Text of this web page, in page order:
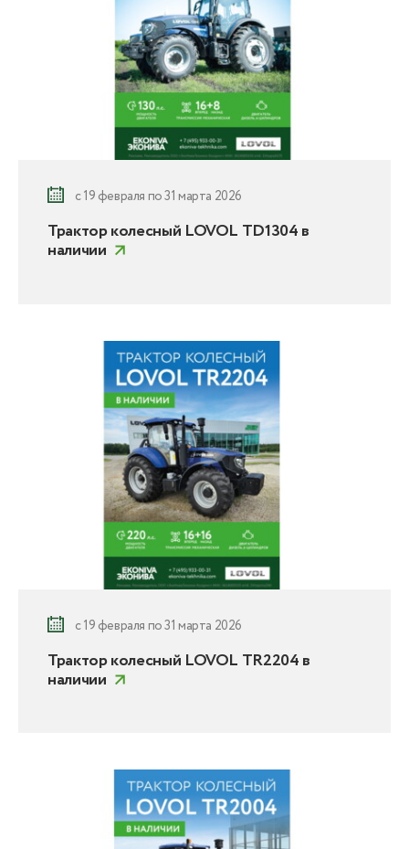
с 19 февраля по 31 марта 2026
Трактор колесный LOVOL TD1304 в
наличии
с 19 февраля по 31 марта 2026
Трактор колесный LOVOL TR2204 в
наличии